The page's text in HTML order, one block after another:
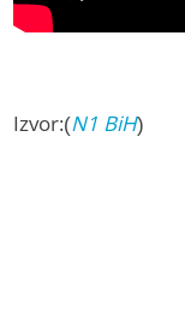
Izvor:(N1 BiH)